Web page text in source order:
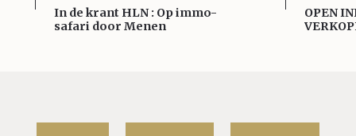
In de krant HLN : Op immo-
safari door Menen
OPEN